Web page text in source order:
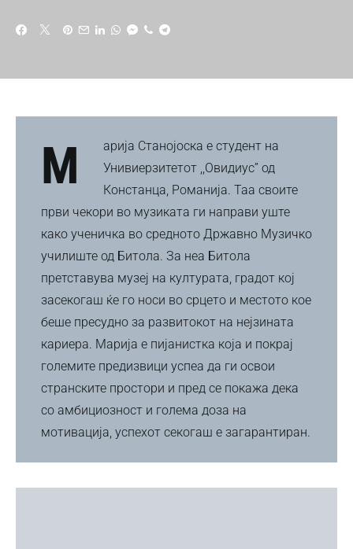
Марија Станојоска е студент на
Унивиерзитетот ,,Овидиус” од
Констанца, Романија. Таа своите
први чекори во музиката ги направи уште
како ученичка во средното Државно Музичко
училиште од Битола. За неа Битола
претставува музеј на културата, градот кој
засекогаш ќе го носи во срцето и местото кое
беше пресудно за развитокот на нејзината
кариера. Марија е пијанистка која и покрај
големите предизвици успеа да ги освои
странските простори и пред се покажа дека
со амбициозност и голема доза на
мотивација, успехот секогаш е загарантиран.